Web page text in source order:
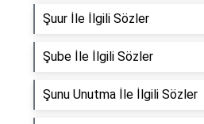
Şuur İle İlgili Sözler
Şube İle İlgili Sözler
Şunu Unutma İle İlgili Sözler